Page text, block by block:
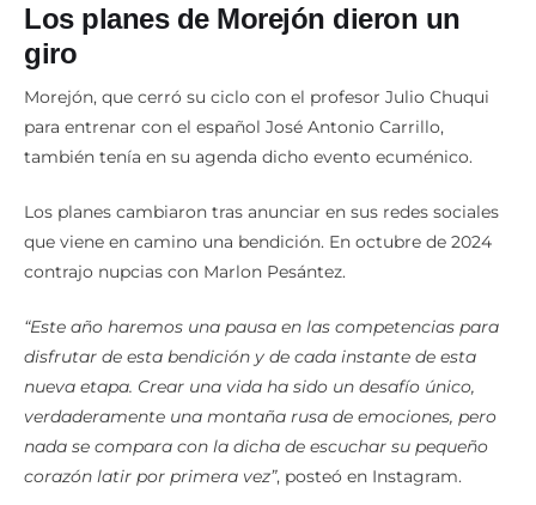
Los planes de Morejón dieron un
giro
Morejón, que cerró su ciclo con el profesor Julio Chuqui
para entrenar con el español José Antonio Carrillo,
también tenía en su agenda dicho evento ecuménico.
Los planes cambiaron tras anunciar en sus redes sociales
que viene en camino una bendición. En octubre de 2024
contrajo nupcias con Marlon Pesántez.
“Este año haremos una pausa en las competencias para
disfrutar de esta bendición y de cada instante de esta
nueva etapa. Crear una vida ha sido un desafío único,
verdaderamente una montaña rusa de emociones, pero
nada se compara con la dicha de escuchar su pequeño
corazón latir por primera vez”, posteó en Instagram.